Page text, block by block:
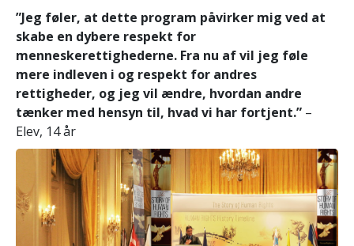
”Jeg føler, at dette program påvirker mig ved at
skabe en dybere respekt for
menneskerettighederne. Fra nu af vil jeg føle
mere indleven i og respekt for andres
rettigheder, og jeg vil ændre, hvordan andre
tænker med hensyn til, hvad vi har fortjent.” –
Elev, 14 år